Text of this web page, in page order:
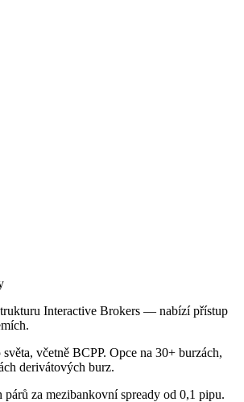
Interactive Brokers — nabízí přístup
včetně BCPP. Opce na 30+ burzách,
derivátových burz.
za mezibankovní spready od 0,1 pipu.